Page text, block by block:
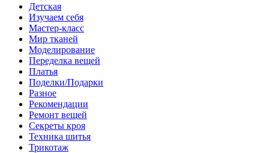
Детская
Изучаем себя
Мастер-класс
Мир тканей
Моделирование
Переделка вещей
Платья
Поделки/Подарки
Разное
Рекомендации
Ремонт вещей
Секреты кроя
Техника шитья
Трикотаж